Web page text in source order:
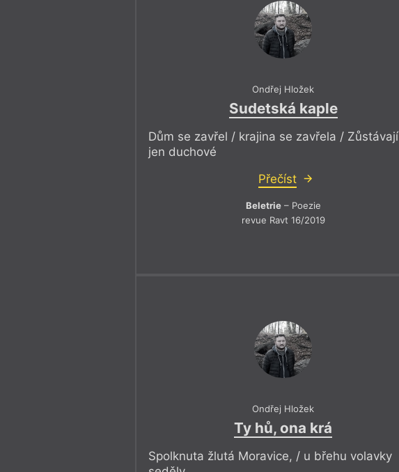
Ondřej Hložek
Sudetská kaple
Dům se zavřel / krajina se zavřela / Zůstávají
jen duchové
Přečíst
Beletrie– Poezie
revue Ravt 16/2019
Ondřej Hložek
Ty hů, ona krá
Spolknuta žlutá Moravice, / u břehu volavky